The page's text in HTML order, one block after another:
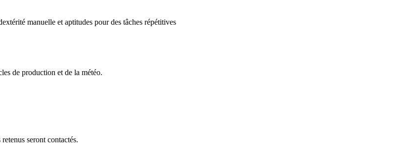
manuelle et aptitudes pour des tâches répétitives
de production et de la météo.
seront contactés.